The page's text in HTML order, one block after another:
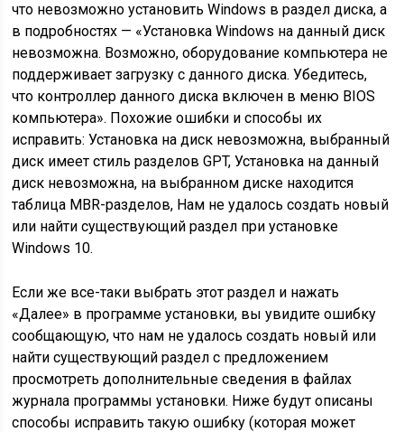
что невозможно установить Windows в раздел диска, а
в подробностях — «Установка Windows на данный диск
невозможна. Возможно, оборудование компьютера не
поддерживает загрузку с данного диска. Убедитесь,
что контроллер данного диска включен в меню BIOS
компьютера». Похожие ошибки и способы их
исправить: Установка на диск невозможна, выбранный
диск имеет стиль разделов GPT, Установка на данный
диск невозможна, на выбранном диске находится
таблица MBR-разделов, Нам не удалось создать новый
или найти существующий раздел при установке
Windows 10.
Если же все-таки выбрать этот раздел и нажать
«Далее» в программе установки, вы увидите ошибку
сообщающую, что нам не удалось создать новый или
найти существующий раздел с предложением
просмотреть дополнительные сведения в файлах
журнала программы установки. Ниже будут описаны
способы исправить такую ошибку (которая может